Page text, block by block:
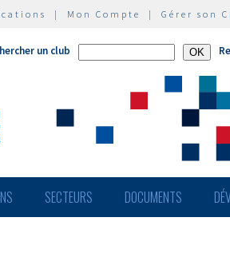
| Mon Compte | Gérer son
un club
SECTEURS DOCUMENTS